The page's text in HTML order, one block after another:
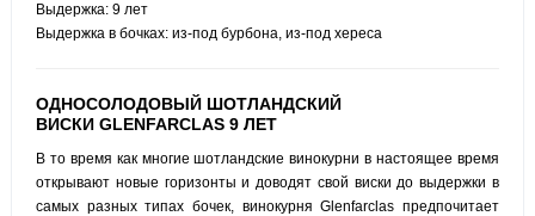
Выдержка: 9 лет
Выдержка в бочках: из-под бурбона, из-под хереса
ОДНОСОЛОДОВЫЙ ШОТЛАНДСКИЙ
ВИСКИ GLENFARCLAS 9 ЛЕТ
В то время как многие шотландские винокурни в настоящее время
открывают новые горизонты и доводят свой виски до выдержки в
самых разных типах бочек, винокурня Glenfarclas предпочитает